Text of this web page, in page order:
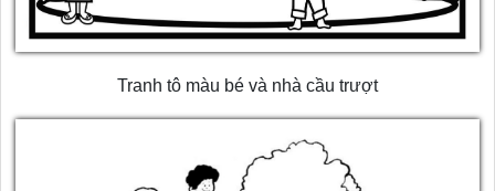
Tranh tô màu bé và nhà cầu trượt